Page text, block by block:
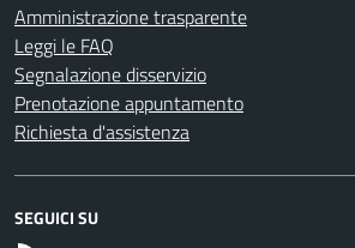
Amministrazione trasparente
Leggi le FAQ
Segnalazione disservizio
Prenotazione appuntamento
Richiesta d'assistenza
SEGUICI SU